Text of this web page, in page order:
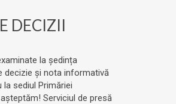
DECIZII
la ședința
decizie și nota informativă
sediul Primăriei
Serviciul de presă